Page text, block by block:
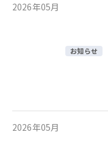
2026年05月
お知らせ
2026年05月